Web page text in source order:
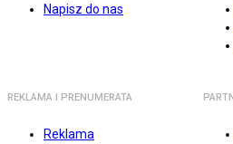
Napisz do nas
REKLAMA I PRENUMERATA
Reklama